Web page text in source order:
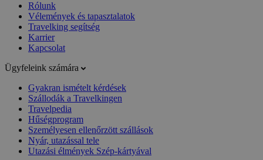
Rólunk
Vélemények és tapasztalatok
Travelking segítség
Karrier
Kapcsolat
Ügyfeleink számára
Gyakran ismételt kérdések
Szállodák a Travelkingen
Travelpedia
Hűségprogram
Személyesen ellenőrzött szállások
Nyár, utazással tele
Utazási élmények Szép-kártyával